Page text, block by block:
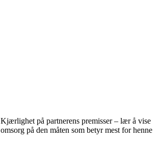
Kjærlighet på partnerens premisser – lær å vise
omsorg på den måten som betyr mest for henne